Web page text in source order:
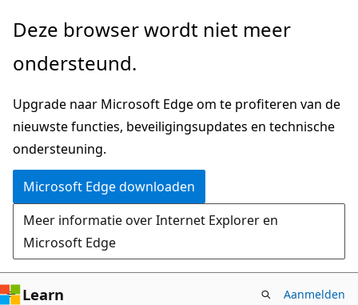
Naar
gaan
Naar
op
pagina
gaan
Deze browser wordt niet meer
ondersteund.
Upgrade naar Microsoft Edge om te profiteren van de
nieuwste functies, beveiligingsupdates en technische
ondersteuning.
Microsoft Edge downloaden
Meer informatie over Internet Explorer en
Microsoft Edge
Learn Aanmelden